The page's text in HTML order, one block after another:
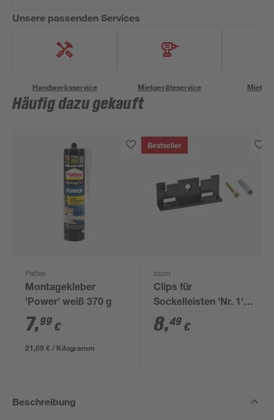
Unsere passenden Services
Handwerksservice Mietgeräteservice
Häufig dazu gekauft
Pattex
Montagekleber
'Power' weiß 370 g
7,99 €
21,59 € / Kilogramm
Bestseller
toom
Clips für
Sockelleisten 'Nr. 1'
schwarz, 20 Stück
8,49 €
Beschreibung